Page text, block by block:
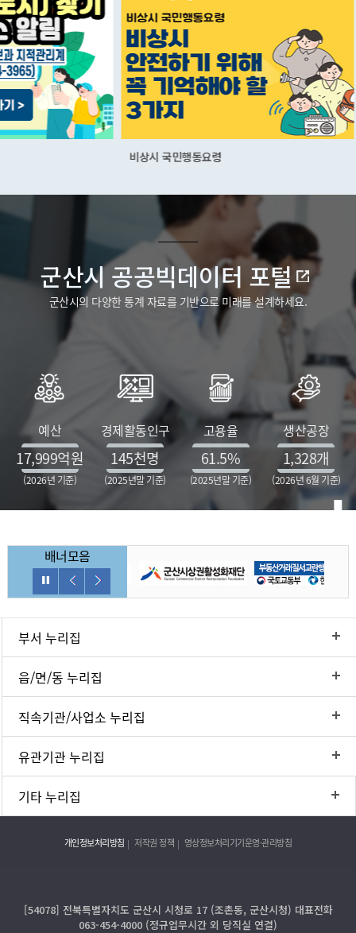
군산시 공공빅데이터 포털
군산시의 다양한 통계 자료를 기반으로 미래를 설계하세요.
예산
17,999억원
(2026년 기준)
경제활동인구
145천명
(2025년말 기준)
고용율
61.5%
(2025년말 기준)
생산공장
1,328개
(2026년 6월 기준)
배너모음
부서 누리집
읍/면/동 누리집
직속기관/사업소 누리집
유관기관 누리집
기타 누리집
개인정보처리방침 저작권 정책 영상정보처리기기운영·관리방침
[54078] 전북특별자치도 군산시 시청로 17 (조촌동, 군산시청) 대표전화
063-454-4000 (정규업무시간 외 당직실 연결)